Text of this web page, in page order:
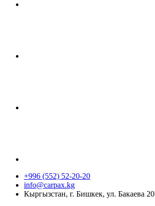
+996 (552) 52-20-20
info@carpax.kg
Кыргызстан, г. Бишкек, ул. Бакаева 20